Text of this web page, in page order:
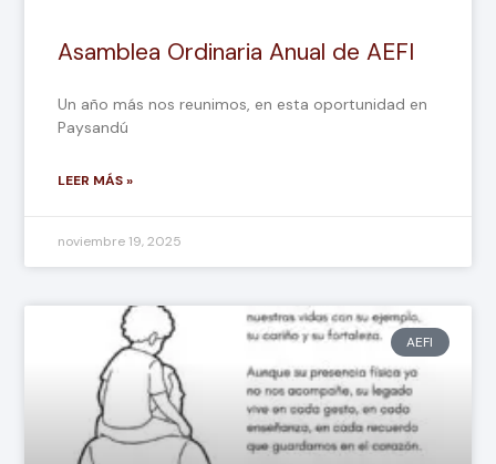
Asamblea Ordinaria Anual de AEFI
Un año más nos reunimos, en esta oportunidad en
Paysandú
LEER MÁS »
noviembre 19, 2025
AEFI